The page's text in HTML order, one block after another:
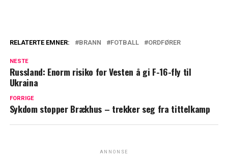
RELATERTE EMNER: BRANN FOTBALL ORDFØRER
NESTE
Russland: Enorm risiko for Vesten å gi F-16-fly til
Ukraina
FORRIGE
Sykdom stopper Brækhus – trekker seg fra tittelkamp
ANNONSE